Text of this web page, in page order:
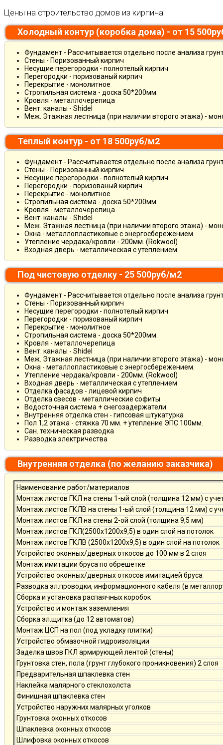
Цены на строительство домов из кирпича
Холодный контур (коробка дома) - от 15
Фундамент - Рассчитывается отдельно после анализа
Стены - Поризованный кирпич
Несущие перегородки - полнотелый кирпич
Перегородки - поризованый кирпич
Перекрытие - монолитное
Стропильная система - доска 50*200мм.
Кровля - металлочерепица
Вент. каналы - Shidel
Меж. Этажная лестница (при наличии второго этажа) -
Теплый контур - от 18 500руб/м2
Фундамент - Рассчитывается отдельно после анализа
Стены - Поризованный кирпич
Несущие перегородки - полнотелый кирпич
Перегородки - поризованый кирпич
Перекрытие - монолитное
Стропильная система - доска 50*200мм.
Кровля - металлочерепица
Вент. каналы - Shidel
Меж. Этажная лестница (при наличии второго этажа) -
Окна - металлопластиковые с энергосбережением.
Утепление чердака/кровли - 200мм. (Rokwool)
Входная дверь - металлическая с утеплением
Под чистовую отделку - 25 500руб/м2
Фундамент - Рассчитывается отдельно после анализа
Стены - Поризованный кирпич
Несущие перегородки - полнотелый кирпич
Перегородки - поризованый кирпич
Перекрытие - монолитное
Стропильная система - доска 50*200мм.
Кровля - металлочерепица
Вент. каналы - Shidel
Меж. Этажная лестница (при наличии второго этажа) -
Окна - металлопластиковые с энергосбережением.
Утепление чердака/кровли - 200мм. (Rokwool)
Входная дверь - металлическая с утеплением
Отделка фасадов - лицевой кирпич
Отделка свесов - металлические софиты
Водосточная система + снегозадержатели
Внутренняя отделка стен - гипсовая штукатурка
Пол 1,2 этажа - стяжка 70 мм. + утепление ЭПС 100мм.
Сан. техническая разводка
Разводка электричества
Внутренняя отделка (по желанию заказчика)
Наименование работ/материалов
Монтаж листов ГКЛ на стены 1-ый слой (толщина 12 мм) с
Монтаж листов ГКЛВ на стены 1-ый слой (толщина 12 мм) с
Монтаж листов ГКЛ на стены 2-ой слой (толщина 9,5 мм)
Монтаж листов ГКЛ(2500х1200х9,5) в один слой на потолок
Монтаж листов ГКЛВ (2500х1200х9,5) в один слой на потолок
Устройство оконных/дверных откосов до 100 мм в 2 слоя
Монтаж имитации бруса по обрешетке
Устройство оконных/дверных откосов имитацией бруса
Разводка эл.проводки, информационного кабеля (в
Сборка и установка распаячных коробок
Устройство и монтаж заземления
Сборка эл.щитка (до 12 автоматов)
Монтаж ЦСП на пол (под укладку плитки)
Устройство обмазочной гидроизоляции
Заделка швов ГКЛ армирующей лентой (стены)
Грунтовка стен, пола (грунт глубокого проникновения) 2 слоя
Предварительная шпаклевка стен
Наклейка малярного стеклохолста
Финишная шпаклевка стен
Устройство наружних малярных уголков
Грунтовка оконных откосов
Шпаклевка оконных откосов
Шлифовка оконных откосов